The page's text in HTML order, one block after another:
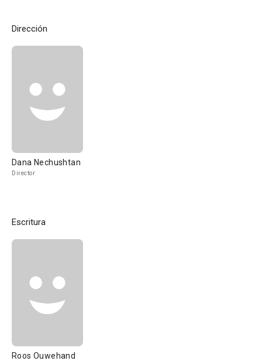
Dirección
Dana Nechushtan
Director
Escritura
Roos Ouwehand